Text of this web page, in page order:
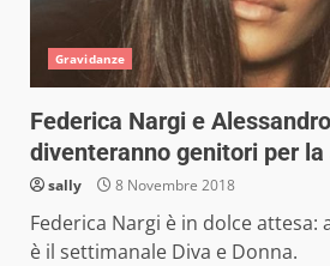
Gravidanze
Federica Nargi e
diventeranno genitori per
sally 8 Novembre 2018
Federica Nargi è in dolce attesa:
è il settimanale Diva e Donna.